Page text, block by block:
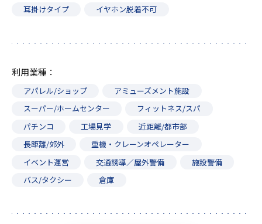
耳掛けタイプ イヤホン脱着不可
利用業種
アパレル/ショップ
アミューズメント施設
スーパー/ホームセンター
フィットネス/スパ
パチンコ
工場見学
近距離/都市部
長距離/郊外
重機・クレーンオペレーター
イベント運営
交通誘導／屋外警備
施設警備
バス/タクシー
倉庫